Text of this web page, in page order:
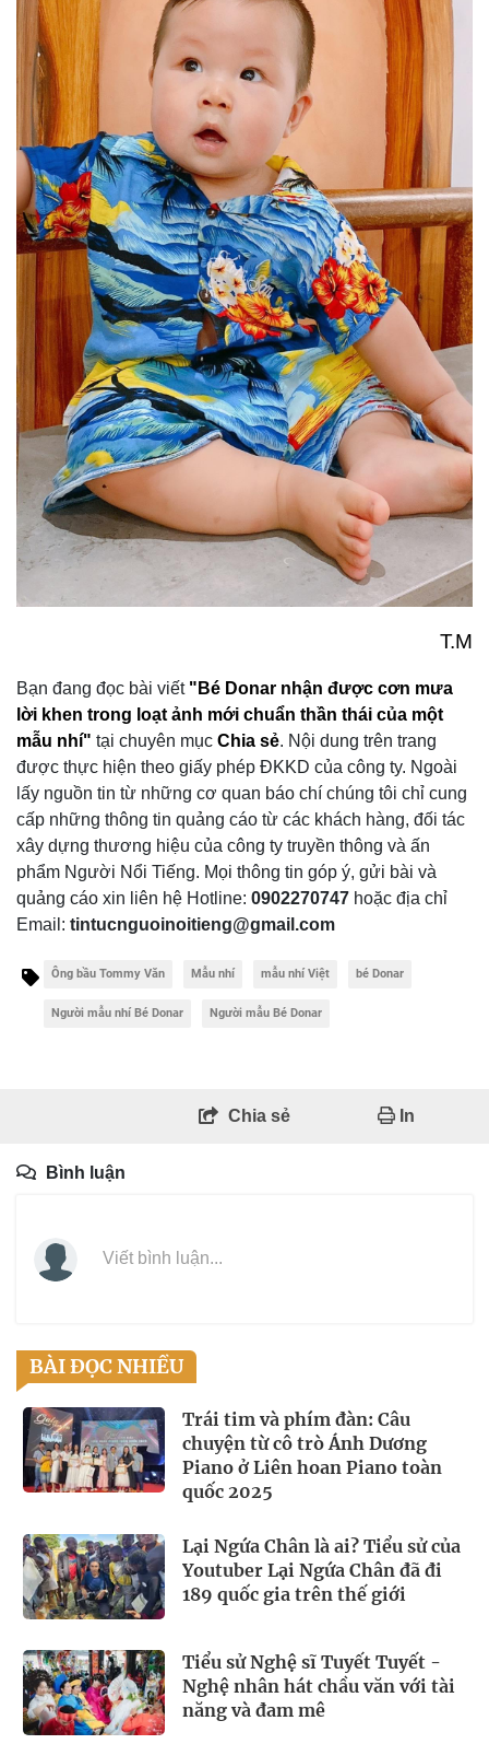
T.M
Bạn đang đọc bài viết "Bé Donar nhận được cơn mưa
lời khen trong loạt ảnh mới chuẩn thần thái của một
mẫu nhí" tại chuyên mục Chia sẻ. Nội dung trên trang
được thực hiện theo giấy phép ĐKKD của công ty. Ngoài
lấy nguồn tin từ những cơ quan báo chí chúng tôi chỉ cung
cấp những thông tin quảng cáo từ các khách hàng, đối tác
xây dựng thương hiệu của công ty truyền thông và ấn
phẩm Người Nổi Tiếng. Mọi thông tin góp ý, gửi bài và
quảng cáo xin liên hệ Hotline: 0902270747 hoặc địa chỉ
Email: tintucnguoinoitieng@gmail.com
Ông bầu Tommy Văn Mẫu nhí mẫu nhí Việt bé Donar
Người mẫu nhí Bé Donar Người mẫu Bé Donar
Chia sẻ In
Bình luận
Viết bình luận...
BÀI ĐỌC NHIỀU
Trái tim và phím đàn: Câu
chuyện từ cô trò Ánh Dương
Piano ở Liên hoan Piano toàn
quốc 2025
Lại Ngứa Chân là ai? Tiểu sử của
Youtuber Lại Ngứa Chân đã đi
189 quốc gia trên thế giới
Tiểu sử Nghệ sĩ Tuyết Tuyết -
Nghệ nhân hát chầu văn với tài
năng và đam mê